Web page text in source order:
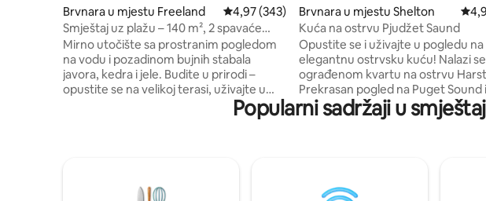
Brvnara u mjestu Freeland prosječna ocjena 4,97 od 5, recenzija: 343
4,97 (343)
Smještaj uz plažu – 140 m², 2 spavaće
sobe + umjetnički atelje
Mirno utočište sa prostranim pogledom
na vodu i pozadinom bujnih stabala
javora, kedra i jele. Budite u prirodi –
opustite se na velikoj terasi, uživajte u
pogledu na vodu sa udaljenosti od 30
metara, spektakularnim zalascima sunca
Brvnara u mjestu Shelton
Kuća na ostrvu Pjudžet Saund
Opustite se i uživajte u pogledu na
elegantnu ostrvsku kuću! Nalazi se u
ograđenom kvartu na ostrvu
Prekrasan pogled na Puget Sound i
Olimpijske planine Sto za bazen za
vrtuljak Kuhinja 1 soba sa bračnim
olimpijski bazen i hidromasažna
Popularni sadržaji u